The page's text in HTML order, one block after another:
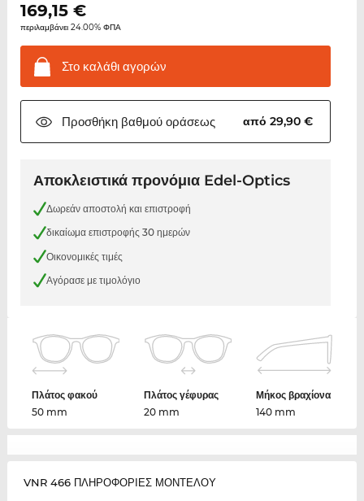
169,15€
περιλαμβάνει 24.00% ΦΠΑ
Στο καλάθιαγορών
Προσθήκη βαθμούοράσεως από 29,90 €
Αποκλειστικά προνόμια Edel-Optics
Δωρεάν αποστολή και επιστροφή
δικαίωμα επιστροφής 30 ημερών
Οικονομικές τιμές
Αγόρασε με τιμολόγιο
Πλάτος φακού
50 mm
Πλάτος γέφυρας
20 mm
Μήκος βραχίονα
140 mm
VNR 466 ΠΛΗΡΟΦΟΡΙΕΣ ΜΟΝΤΕΛΟΥ